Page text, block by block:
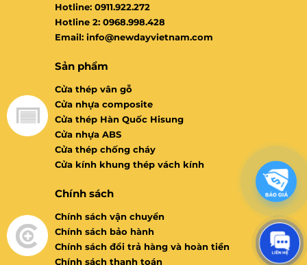
Hotline: 0911.922.272
Hotline 2: 0968.998.428
Email: info@newdayvietnam.com
Sản phẩm
Cửa thép vân gỗ
Cửa nhựa composite
Cửa thép Hàn Quốc Hisung
Cửa nhựa ABS
Cửa thép chống cháy
Cửa kính khung thép vách kính
Chính sách
Chính sách vận chuyển
Chính sách bảo hành
Chính sách đổi trả hàng và hoàn tiền
Chính sách thanh toán